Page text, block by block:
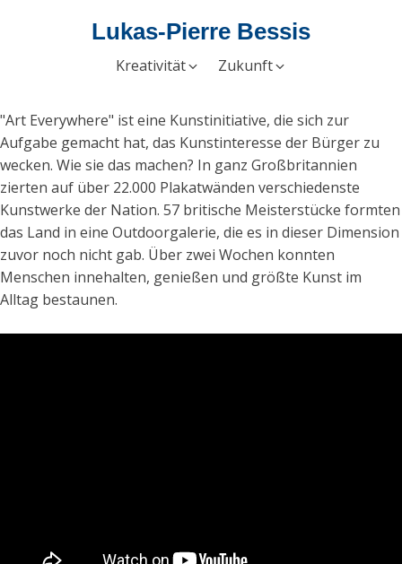
Lukas-Pierre Bessis
Kreativität Zukunft
"Art Everywhere" ist eine Kunstinitiative, die sich zur
Aufgabe gemacht hat, das Kunstinteresse der Bürger zu
wecken. Wie sie das machen? In ganz Großbritannien
zierten auf über 22.000 Plakatwänden verschiedenste
Kunstwerke der Nation. 57 britische Meisterstücke formten
das Land in eine Outdoorgalerie, die es in dieser Dimension
zuvor noch nicht gab. Über zwei Wochen konnten
Menschen innehalten, genießen und größte Kunst im
Alltag bestaunen.